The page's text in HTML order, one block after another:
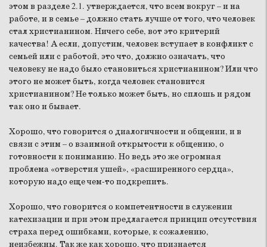
этом в разделе 2.1. утверждается, что всем вокруг – и на
работе, и в семье – должно стать лучше от того, что человек
стал христианином. Ничего себе, вот это критерий
качества! А если, допустим, человек вступает в конфликт с
семьей или с работой, это что, должно означать, что
человеку не надо было становиться христианином? Или что
этого не может быть, когда человек становится
христианином? Не только может быть, но сплошь и рядом
так оно и бывает.
Хорошо, что говорится о диалогичности и общении, и в
связи с этим – о взаимной открытости к общению, о
готовности к пониманию. Но ведь это же огромная
проблема «отверстия ушей», «расширенного сердца»,
которую надо еще чем-то подкрепить.
Хорошо, что говорится о компетентности в служении
катехизации и при этом предлагается принцип отсутствия
страха перед ошибками, которые, к сожалению,
неизбежны. Так же как хорошо, что признается